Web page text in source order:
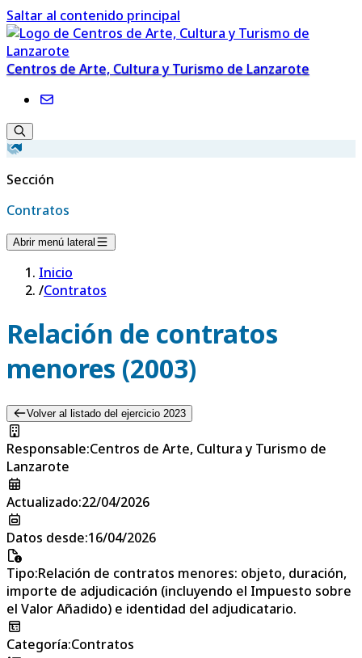
Saltar al contenido principal
Centros de Arte, Cultura y Turismo de Lanzarote
Sección
Contratos
Abrir menú lateral
Inicio
/Contratos
Relación de contratos
menores (2003)
Volver al listado del ejercicio 2023
Responsable:Centros de Arte, Cultura y Turismo de
Lanzarote
Actualizado:22/04/2026
Datos desde:16/04/2026
Tipo:Relación de contratos menores: objeto, duración,
importe de adjudicación (incluyendo el Impuesto sobre
el Valor Añadido) e identidad del adjudicatario.
Categoría:Contratos